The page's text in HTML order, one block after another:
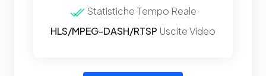
Statistiche Tempo Reale
HLS/MPEG-DASH/RTSP Uscite Video